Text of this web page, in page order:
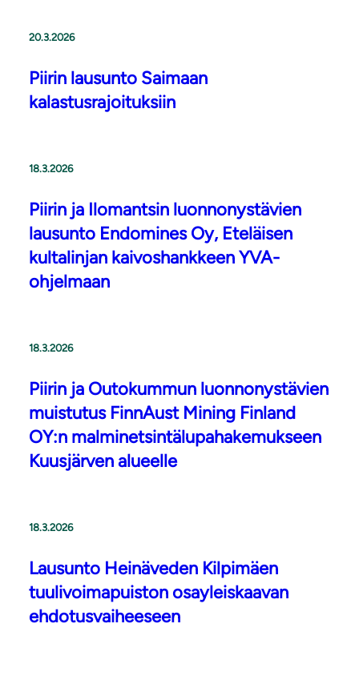
20.3.2026
Piirin lausunto Saimaan
kalastusrajoituksiin
18.3.2026
Piirin ja Ilomantsin luonnonystävien
lausunto Endomines Oy, Eteläisen
kultalinjan kaivoshankkeen YVA-
ohjelmaan
18.3.2026
Piirin ja Outokummun luonnonystävien
muistutus FinnAust Mining Finland
OY:n malminetsintälupahakemukseen
Kuusjärven alueelle
18.3.2026
Lausunto Heinäveden Kilpimäen
tuulivoimapuiston osayleiskaavan
ehdotusvaiheeseen